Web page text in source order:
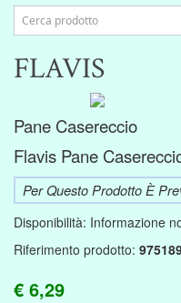
FLAVIS
Pane Casereccio
Flavis Pane
Per Questo Prodotto È
Disponibilità: Informazione
Riferimento prodotto:
€ 6,29